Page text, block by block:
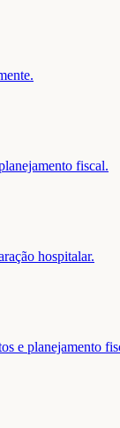
fiscal.
hospitalar.
e planejamento